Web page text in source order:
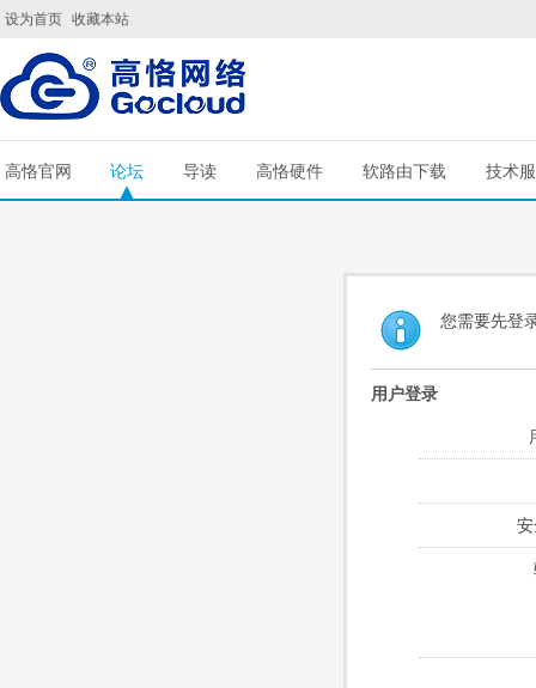
设为首页 收藏本站
高恪官网 论坛 导读 高恪硬件 软路由下载 技术
您需要先登
用户登录